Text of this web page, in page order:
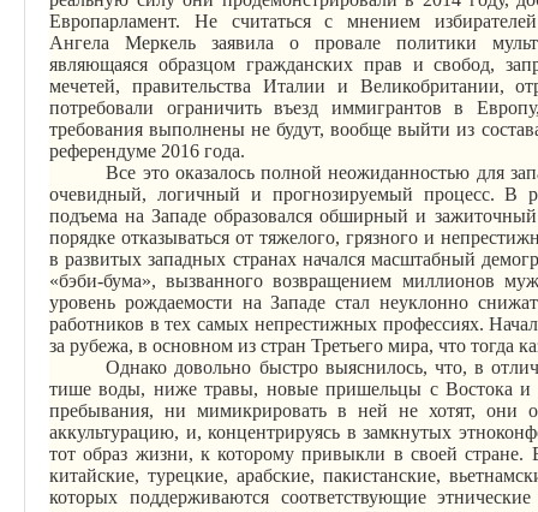
Европарламент. Не считаться с мнением
Ангела Меркель заявила о провале политики
являющаяся образцом гражданских прав и свобод,
мечетей, правительства Италии и Великобритании,
потребовали ограничить въезд иммигрантов в
требования выполнены не будут, вообще выйти из
референдуме 2016 года.
Все это оказалось полной неожиданностью для
очевидный, логичный и прогнозируемый процесс. В
подъема на Западе образовался обширный и
порядке отказываться от тяжелого, грязного и
в развитых западных странах начался масштабный
«бэби-бума», вызванного возвращением миллионов
уровень рождаемости на Западе стал неуклонно
работников в тех самых непрестижныхпрофессиях.
за рубежа, в основном из стран Третьего мира, что тогда
Однако довольно быстро выяснилось, что, в
тише воды, ниже травы, новые пришельцы с Востока и
пребывания, ни мимикрировать в ней не хотят, они
аккультурацию, и, концентрируясь в замкнутых
тот образ жизни, к которому привыкли в своей стране.
китайские, турецкие, арабские, пакистанские,
которых поддерживаются соответствующие